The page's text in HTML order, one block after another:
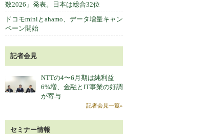
数2026」発表。日本は総合32位
ドコモminiとahamo、データ増量キャン
ペーン開始
記者会見
NTTの4〜6月期は純利益
6%増、金融とIT事業の好調
が寄与
記者会見一覧»
セミナー情報